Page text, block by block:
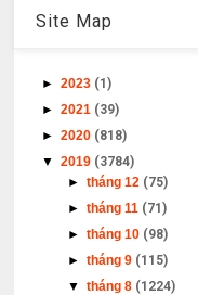
Site Map
►2023 (1)
►2021 (39)
►2020 (818)
▼2019 (3784)
►tháng 12 (75)
►tháng 11 (71)
►tháng 10 (98)
►tháng 9 (115)
▼tháng 8 (1224)